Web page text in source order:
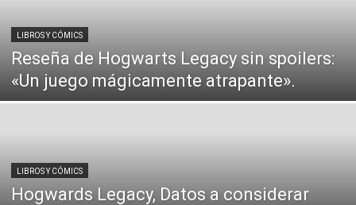
LIBROS Y CÓMICS
Reseña de Hogwarts Legacy sin spoilers:
«Un juego mágicamente atrapante».
LIBROS Y CÓMICS
Hogwards Legacy, Datos a considerar